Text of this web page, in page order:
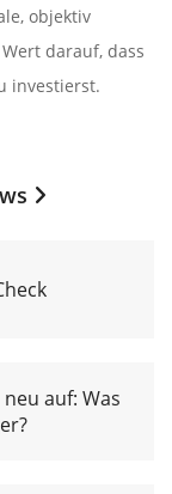
objektiv
darauf, dass
investierst.
auf: Was